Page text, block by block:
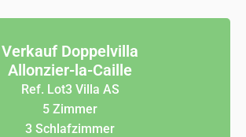
Verkauf Doppelvilla
Allonzier-la-Caille
Ref. Lot3 Villa AS
5 Zimmer
3 Schlafzimmer